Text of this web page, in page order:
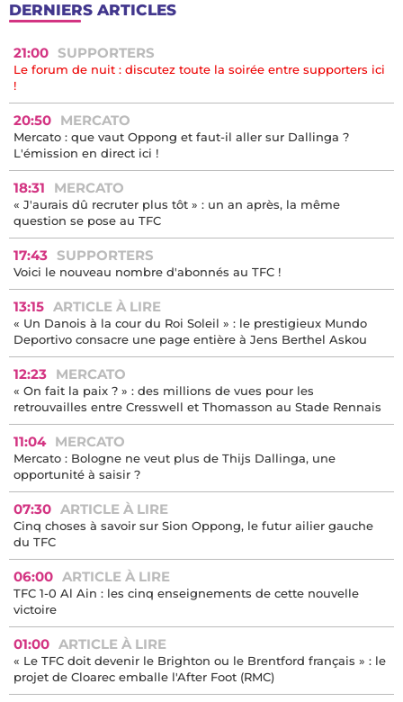
DERNIERS ARTICLES
21:00 SUPPORTERS
Le forum de nuit : discutez toute la soirée entre supporters ici
!
20:50 MERCATO
Mercato : que vaut Oppong et faut-il aller sur Dallinga ?
L'émission en direct ici !
18:31 MERCATO
« J'aurais dû recruter plus tôt » : un an après, la même
question se pose au TFC
17:43 SUPPORTERS
Voici le nouveau nombre d'abonnés au TFC !
13:15 ARTICLE À LIRE
« Un Danois à la cour du Roi Soleil » : le prestigieux Mundo
Deportivo consacre une page entière à Jens Berthel Askou
12:23 MERCATO
« On fait la paix ? » : des millions de vues pour les
retrouvailles entre Cresswell et Thomasson au Stade Rennais
11:04 MERCATO
Mercato : Bologne ne veut plus de Thijs Dallinga, une
opportunité à saisir ?
07:30 ARTICLE À LIRE
Cinq choses à savoir sur Sion Oppong, le futur ailier gauche
du TFC
06:00 ARTICLE À LIRE
TFC 1-0 Al Ain : les cinq enseignements de cette nouvelle
victoire
01:00 ARTICLE À LIRE
« Le TFC doit devenir le Brighton ou le Brentford français » : le
projet de Cloarec emballe l'After Foot (RMC)